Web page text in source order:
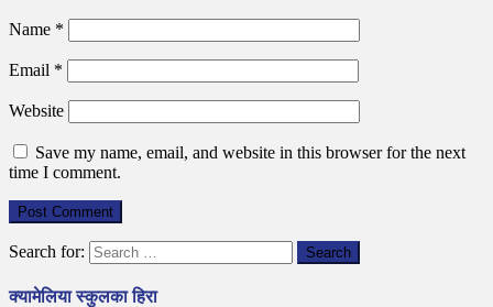
Name *
Email *
Website
Save my name, email, and website in this browser for the next
time I comment.
Search for:
क्यामेलिया स्कुलका हिरा